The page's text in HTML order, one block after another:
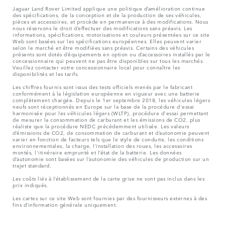
Jaguar Land Rover Limited applique une politique d’amélioration continue
des spécifications, de la conception et de la production de ses véhicules,
pièces et accessoires, et procède en permanence à des modifications. Nous
nous réservons le droit d’effectuer des modifications sans préavis. Les
informations, spécifications, motorisations et couleurs présentées sur ce site
Web sont basées sur les spécifications européennes. Elles peuvent varier
selon le marché et être modifiées sans préavis. Certains des véhicules
présents sont dotés d’équipements en option ou d’accessoires installés par le
concessionnaire qui peuvent ne pas être disponibles sur tous les marchés.
Veuillez contacter votre concessionnaire local pour connaître les
disponibilités et les tarifs.
Les chiffres fournis sont issus des tests officiels menés par le fabricant
conformément à la législation européenne en vigueur avec une batterie
complètement chargée. Depuis le 1er septembre 2018, les véhicules légers
neufs sont réceptionnés en Europe sur la base de la procédure d'essai
harmonisée pour les véhicules légers (WLTP), procédure d'essai permettant
de mesurer la consommation de carburant et les émissions de CO2, plus
réaliste que la procédure NEDC précédemment utilisée. Les valeurs
d’émissions de CO2, de consommation de carburant et d’autonomie peuvent
varier en fonction de facteurs tels que le style de conduite, les conditions
environnementales, la charge, l’installation des roues, les accessoires
montés, l'itinéraire emprunté et l’état de la batterie. Les données
d’autonomie sont basées sur l’autonomie des véhicules de production sur un
trajet standard.
Les coûts liés à l’établissement de la carte grise ne sont pas inclus dans les
prix indiqués.
Les cartes sur ce site Web sont fournies par des fournisseurs externes à des
fins d’information générale uniquement.